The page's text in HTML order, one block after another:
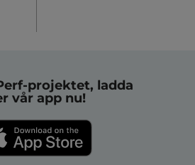
projektet, ladda
vår app nu!